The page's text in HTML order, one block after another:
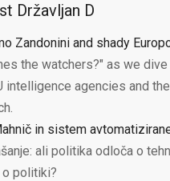
Državljan D
Zandonini and shady
the watchers?" as we
intelligence agencies and
in sistem
ali politika odloča o
politiki?